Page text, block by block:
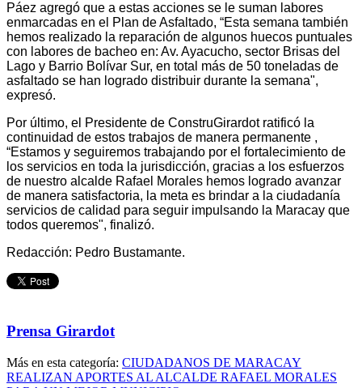
Páez agregó que a estas acciones se le suman labores
enmarcadas en el Plan de Asfaltado, “Esta semana también
hemos realizado la reparación de algunos huecos puntuales
con labores de bacheo en: Av. Ayacucho, sector Brisas del
Lago y Barrio Bolívar Sur, en total más de 50 toneladas de
asfaltado se han logrado distribuir durante la semana",
expresó.
Por último, el Presidente de ConstruGirardot ratificó la
continuidad de estos trabajos de manera permanente ,
“Estamos y seguiremos trabajando por el fortalecimiento de
los servicios en toda la jurisdicción, gracias a los esfuerzos
de nuestro alcalde Rafael Morales hemos logrado avanzar
de manera satisfactoria, la meta es brindar a la ciudadanía
servicios de calidad para seguir impulsando la Maracay que
todos queremos", finalizó.
Redacción: Pedro Bustamante.
Prensa Girardot
Más en esta categoría: CIUDADANOS DE MARACAY
REALIZAN APORTES AL ALCALDE RAFAEL MORALES